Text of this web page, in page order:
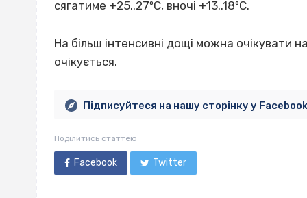
сягатиме +25..27ºС, вночі +13..18ºС.
На більш інтенсивні дощі можна очікувати
очікується.
Підписуйтеся на нашу сторінку у Facebook
Поділитись статтею
Facebook Twitter